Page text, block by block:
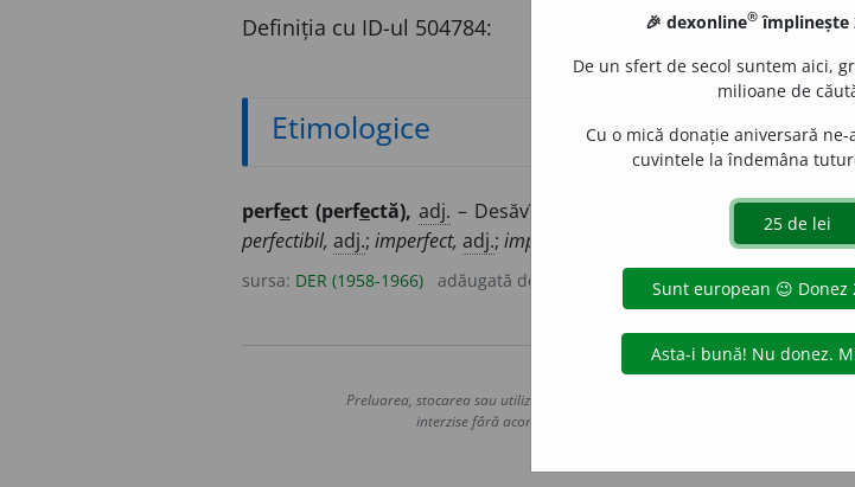
Definiția cu ID-ul 504784:
Etimologice
perfect (perfectă), adj. – Desăvîrșit, fără defecte. perfectus(
perfectibil, adj.; imperfect, adj.; imperfecțiune,
sursa: DER (1958-1966) adăugată de acțiuni
Copyright © 2004-2026 dexonline
Preluarea, stocarea sau utilizarea datelor de pe acest site, inclusiv prin orice
interzise fără acordul nostru prealabil scris, cu excepția seturilor de
🎉 dexonline® împlinește
De un sfert de secol suntem aici,
milioane de
Cu o mică donație aniversară
cuvintele la îndemâna